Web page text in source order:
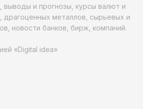
выводы и прогнозы, курсы валют и
драгоценных металлов, сырьевых и
новости банков, бирж, компаний.
«Digital idea»